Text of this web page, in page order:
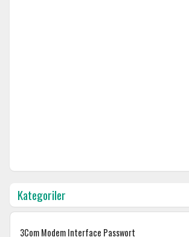
Kategoriler
3Com Modem Interface Passwort